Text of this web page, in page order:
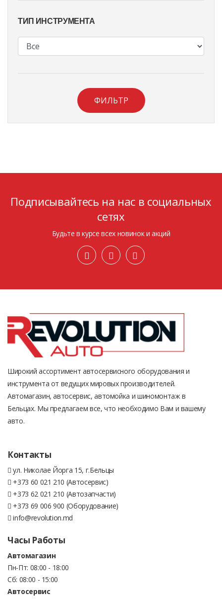
ТИП ИНСТРУМЕНТА
ФИЛЬТР
Подписывайтесь на нас в социальных
сетях
Будьте в курсе всех новинок и акций
Широкий ассортимент автосервисного оборудования и
инструмента от ведущих мировых производителей.
Автомагазин, автосервис, автомойка и шиномонтаж в
Бельцах. Мы предлагаем все, что необходимо Вам и вашему
авто.
Контакты
ул. Николае Йорга 15, г.Бельцы
+373 60 021 210 (Автосервис)
+373 62 021 210 (Автозапчасти)
+373 69 006 900 (Оборудование)
info@revolution.md
Часы Работы
Автомагазин
Пн-Пт: 08:00 - 18:00
Сб: 08:00 - 15:00
Автосервис